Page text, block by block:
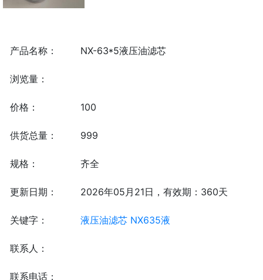
产品名称： NX-63*5液压油滤芯
浏览量：
价格： 100
供货总量： 999
规格： 齐全
更新日期： 2026年05月21日，有效期：360天
关键字： 液压油滤芯 NX635液
联系人：
联系电话：